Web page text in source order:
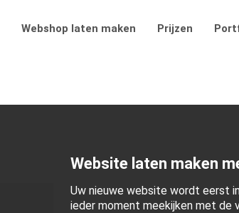
Webshop laten maken Prijzen
Website laten maken
Uw nieuwe website wordt eerst
ieder moment meekijken met de